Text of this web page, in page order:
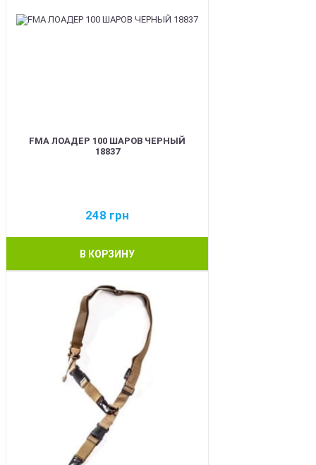
FMA ЛОАДЕР 100 ШАРОВ ЧЕРНЫЙ
18837
248 грн
В КОРЗИНУ